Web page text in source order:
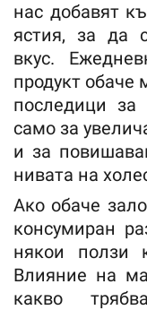
нас добавят
ястия, за да
вкус.
продукт обаче
последици
само за
и за
нивата на
Ако обаче
консумиран
някои ползи
Влияние на
какво